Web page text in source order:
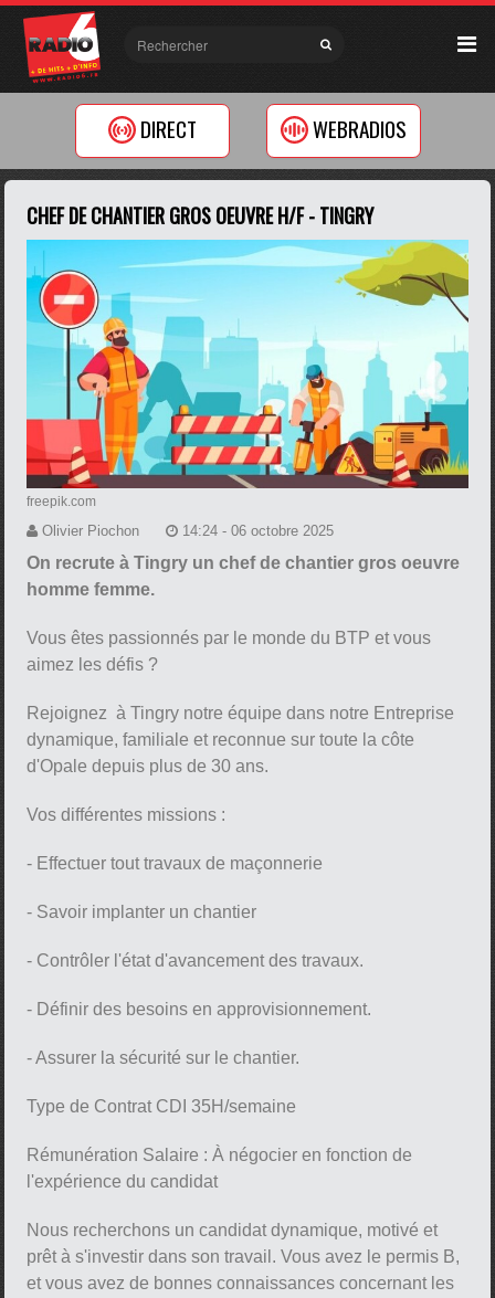
DIRECT WEBRADIOS
CHEF DE CHANTIER GROS OEUVRE H/F - TINGRY
freepik.com
Olivier Piochon 14:24 - 06 octobre 2025
On recrute à Tingry un chef de chantier gros oeuvre
homme femme.
Vous êtes passionnés par le monde du BTP et vous
aimez les défis ?
Rejoignez à Tingry notre équipe dans notre Entreprise
dynamique, familiale et reconnue sur toute la côte
d'Opale depuis plus de 30 ans.
Vos différentes missions :
- Effectuer tout travaux de maçonnerie
- Savoir implanter un chantier
- Contrôler l'état d'avancement des travaux.
- Définir des besoins en approvisionnement.
- Assurer la sécurité sur le chantier.
Type de Contrat CDI 35H/semaine
Rémunération Salaire : À négocier en fonction de
l'expérience du candidat
Nous recherchons un candidat dynamique, motivé et
prêt à s'investir dans son travail. Vous avez le permis B,
et vous avez de bonnes connaissances concernant les